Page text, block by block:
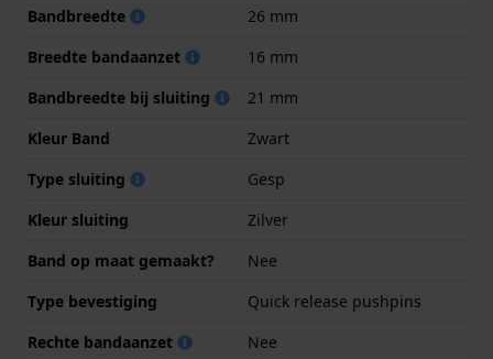
Bandbreedte
26 mm
Breedte bandaanzet
16 mm
Bandbreedte bij sluiting
21 mm
Kleur Band
Zwart
Type sluiting
Gesp
Kleur sluiting
Zilver
Band op maat gemaakt?
Nee
Type bevestiging
Quick release pushpins
Rechte bandaanzet
Nee